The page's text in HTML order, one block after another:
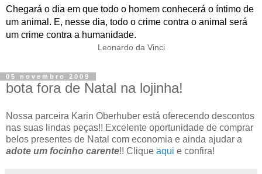
Chegará o dia em que todo o homem conhecerá o íntimo de
um animal. E, nesse dia, todo o crime contra o animal será
um crime contra a humanidade.
Leonardo da Vinci
05 novembro 2009
bota fora de Natal na lojinha!
Nossa parceira Karin Oberhuber está oferecendo descontos
nas suas lindas peças!! Excelente oportunidade de comprar
belos presentes de Natal com economia e ainda ajudar a
adote um focinho carente!! Clique aqui e confira!